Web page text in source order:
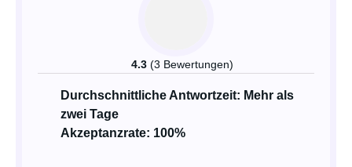
4.3 (3 Bewertungen)
Durchschnittliche Antwortzeit: Mehr als
zwei Tage
Akzeptanzrate: 100%